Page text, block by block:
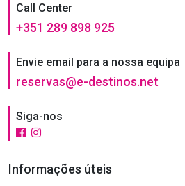
Call Center
+351 289 898 925
Envie email para a nossa equipa
reservas@e-destinos.net
Siga-nos
Informações úteis